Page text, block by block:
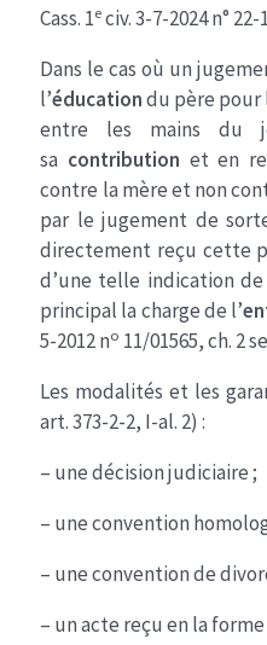
Cass. 1eciv. 3-7-2024 n° 22-
Dans le cas où un
l’éducationdu père
entre les mains du
sa contribution et en
contre la mère et non
par le jugement de
directement reçu cette
d’une telle indication
principal la charge de l’
5-2012 no 11/01565, ch. 2
Les modalités et les
art. 373-2-2, I-al. 2) :
– une décision judiciaire ;
– une convention
– une convention de
– un acte reçu en la